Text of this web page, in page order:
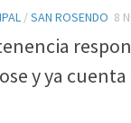
/SAN ROSENDO 8
y ya